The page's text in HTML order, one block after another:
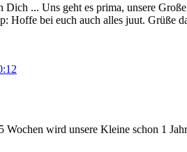
... Uns geht es prima, unsere
Hoffe bei euch auch alles juut. Grüße
Wochen wird unsere Kleine schon 1